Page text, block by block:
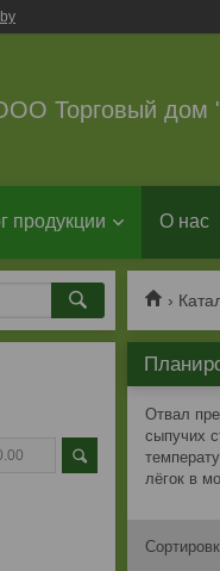
Торговый дом
продукции О нас
Отвал
сыпучих
лёгок в